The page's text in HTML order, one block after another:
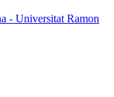
- Universitat Ramon